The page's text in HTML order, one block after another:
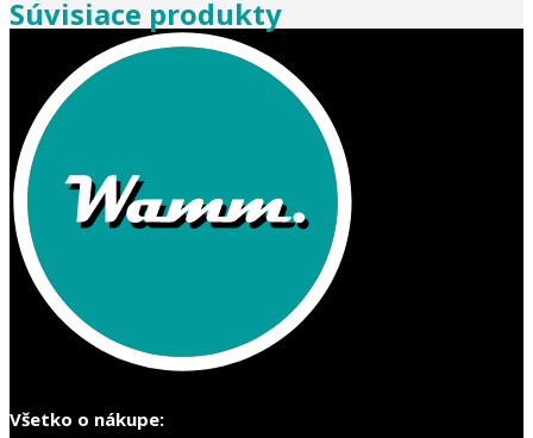
Súvisiace produkty
Všetko o nákupe: